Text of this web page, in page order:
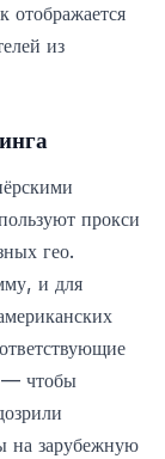
отображается
из
прокси
гео.
и для
— чтобы
на зарубежную